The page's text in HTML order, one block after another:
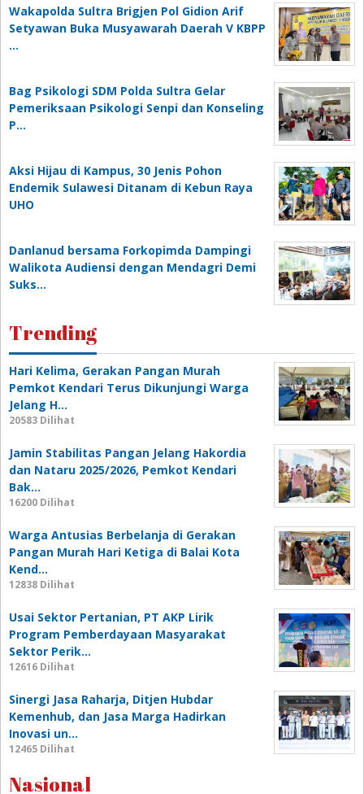
Wakapolda Sultra Brigjen Pol Gidion Arif
Setyawan Buka Musyawarah Daerah V KBPP
…
Bag Psikologi SDM Polda Sultra Gelar
Pemeriksaan Psikologi Senpi dan Konseling
P…
‎Aksi Hijau di Kampus, 30 Jenis Pohon
Endemik Sulawesi Ditanam di Kebun Raya
UHO
Danlanud bersama Forkopimda Dampingi
Walikota Audiensi dengan Mendagri Demi
Suks…
Trending
Hari Kelima, Gerakan Pangan Murah
Pemkot Kendari Terus Dikunjungi Warga
Jelang H…
20583 Dilihat
Jamin Stabilitas Pangan Jelang Hakordia
dan Nataru 2025/2026, Pemkot Kendari
Bak…
16200 Dilihat
Warga Antusias Berbelanja di Gerakan
Pangan Murah Hari Ketiga di Balai Kota
Kend…
12838 Dilihat
Usai Sektor Pertanian, PT AKP Lirik
Program Pemberdayaan Masyarakat
Sektor Perik…
12616 Dilihat
Sinergi Jasa Raharja, Ditjen Hubdar
Kemenhub, dan Jasa Marga Hadirkan
Inovasi un…
12465 Dilihat
Nasional